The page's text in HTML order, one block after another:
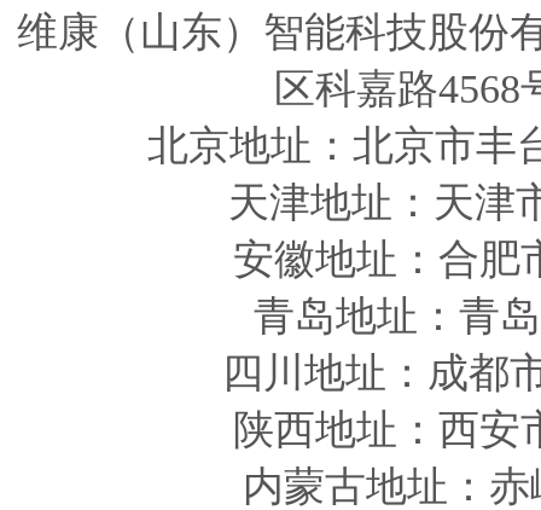
维康（山东）智能科技股
区科嘉路
北京地址：北京市丰
天津地址 ：天津
安徽地址 ：合
青岛地址 ：青
四川 地址 ：成都
陕西地址 ：西
内蒙古地址：